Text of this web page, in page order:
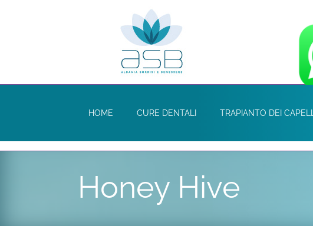
HOME CURE DENTALI TRAPIANTO DEI CAPELLI
Honey Hive